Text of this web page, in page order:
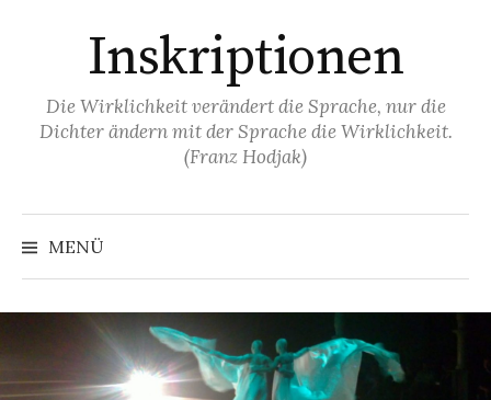
Inskriptionen
Die Wirklichkeit verändert die Sprache, nur die
Dichter ändern mit der Sprache die Wirklichkeit.
(Franz Hodjak)
MENÜ